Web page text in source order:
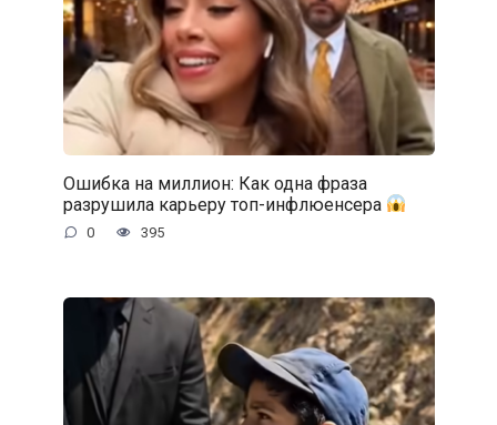
Ошибка на миллион: Как одна фраза
разрушила карьеру топ-инфлюенсера
0 395